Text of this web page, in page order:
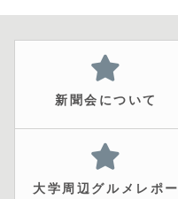
新聞会について
大学周辺グルメレポー